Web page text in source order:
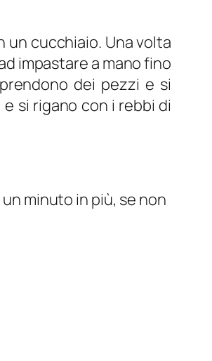
un cucchiaio. Una volta
impastare a mano fino
dei pezzi e si
si rigano con i rebbi di
minuto in più, se non